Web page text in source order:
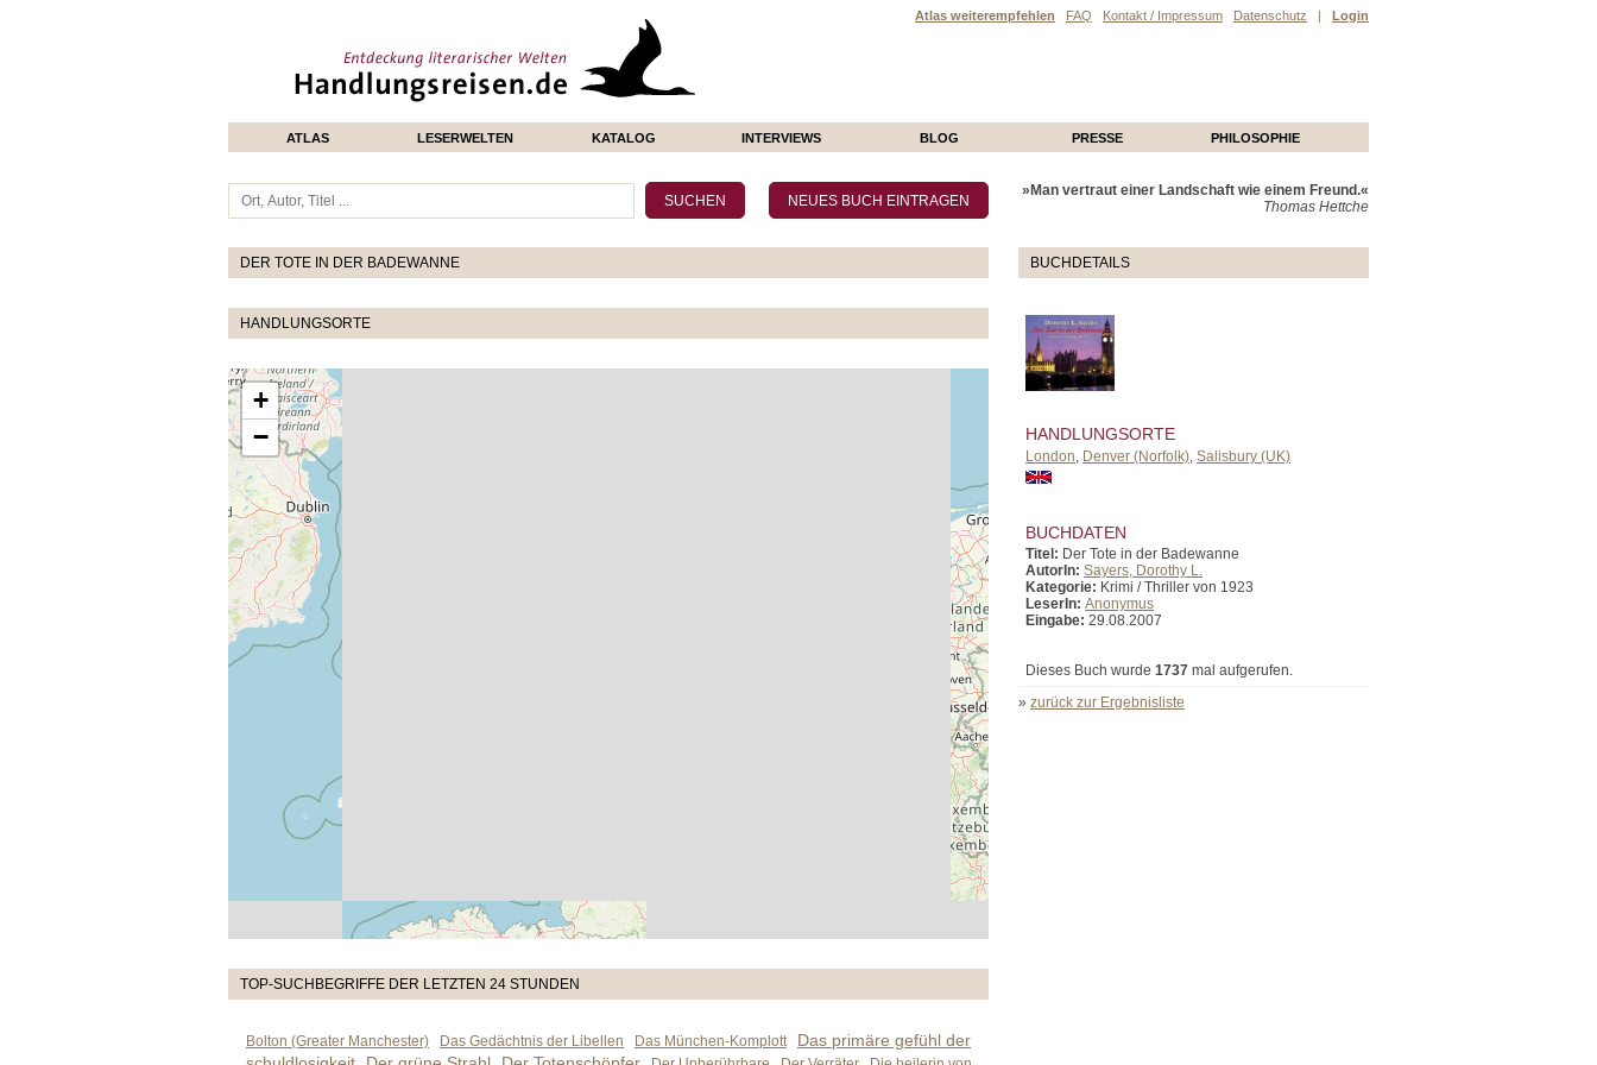
Atlas weiterempfehlen FAQ Kontakt / Impressum Datenschutz | Login
ATLAS LESERWELTEN KATALOG INTERVIEWS BLOG PRESSE PHILOSOPHIE
DER TOTE IN DER BADEWANNE
HANDLUNGSORTE
+
−
TOP-SUCHBEGRIFFE DER LETZTEN 24 STUNDEN
Bolton (Greater Manchester) Das Gedächtnis der Libellen Das München-Komplott
Das primäre gefühl der
»Man vertraut einer Landschaft wie einem Freund.«
Thomas Hettche
BUCHDETAILS
HANDLUNGSORTE
London Denver (Norfolk) Salisbury (UK)
BUCHDATEN
Titel: Der Tote in der Badewanne
AutorIn: Sayers, Dorothy L.
Kategorie: Krimi / Thriller von 1923
LeserIn: Anonymus
Eingabe: 29.08.2007
Dieses Buch wurde 1737 mal aufgerufen.
» zurück zur Ergebnisliste